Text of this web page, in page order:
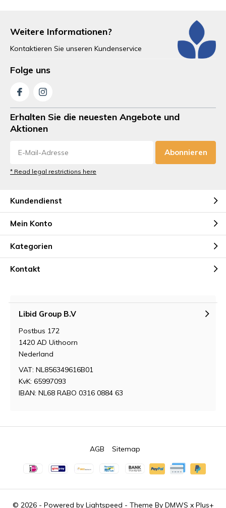
Weitere Informationen?
Kontaktieren Sie unseren Kundenservice
Folge uns
Erhalten Sie die neuesten Angebote und
Aktionen
Abonnieren
* Read legal restrictions here
Kundendienst
Mein Konto
Kategorien
Kontakt
Libid Group B.V
Postbus 172
1420 AD Uithoorn
Nederland
VAT: NL856349616B01
KvK: 65997093
IBAN: NL68 RABO 0316 0884 63
© 2026 - Powered by Lightspeed - Theme By DMWS x Plus+
AGB Sitemap